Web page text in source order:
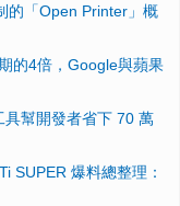
的「Open Printer」概
的4倍，Google與蘋果
幫開發者省下 70 萬
SUPER 爆料總整理：